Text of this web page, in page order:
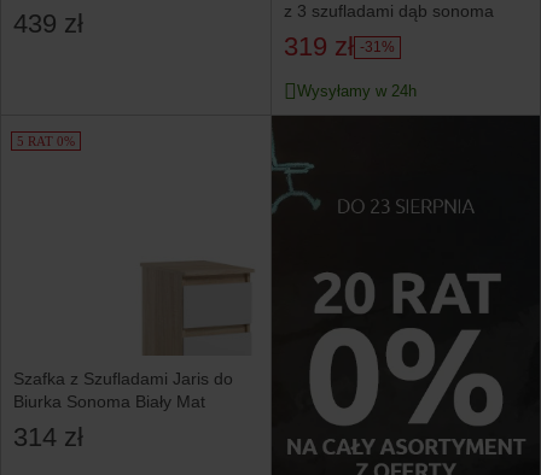
439 zł
z 3 szufladami dąb sonoma
319 zł -31%
Wysyłamy w 24h
5 RAT 0%
Szafka z Szufladami Jaris do
Biurka Sonoma Biały Mat
314 zł